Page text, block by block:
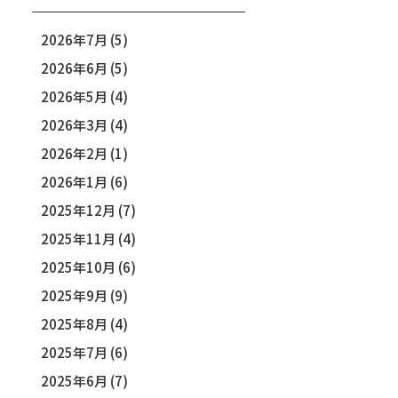
2026年7月 (5)
2026年6月 (5)
2026年5月 (4)
2026年3月 (4)
2026年2月 (1)
2026年1月 (6)
2025年12月 (7)
2025年11月 (4)
2025年10月 (6)
2025年9月 (9)
2025年8月 (4)
2025年7月 (6)
2025年6月 (7)